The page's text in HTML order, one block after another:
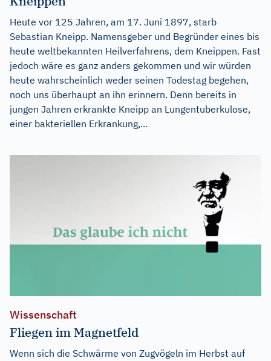
Heute vor 125 Jahren, am 17. Juni 1897, starb
Sebastian Kneipp. Namensgeber und Begründer eines bis
heute weltbekannten Heilverfahrens, dem Kneippen. Fast
jedoch wäre es ganz anders gekommen und wir würden
heute wahrscheinlich weder seinen Todestag begehen,
noch uns überhaupt an ihn erinnern. Denn bereits in
jungen Jahren erkrankte Kneipp an Lungentuberkulose,
einer bakteriellen Erkrankung,...
Wissenschaft
Fliegen im Magnetfeld
Wenn sich die Schwärme von Zugvögeln im Herbst auf